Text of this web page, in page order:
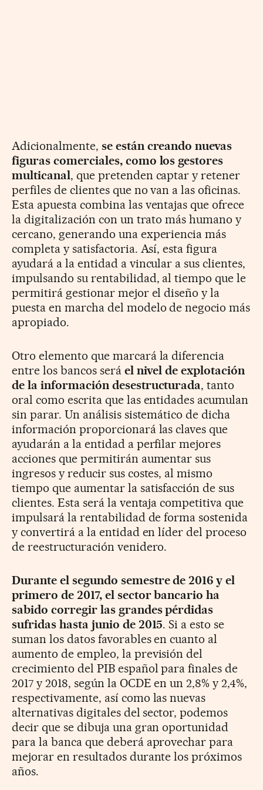
Adicionalmente, se están creando nuevas
figuras comerciales, como los gestores
multicanal, que pretenden captar y retener
perfiles de clientes que no van a las oficinas.
Esta apuesta combina las ventajas que ofrece
la digitalización con un trato más humano y
cercano, generando una experiencia más
completa y satisfactoria. Así, esta figura
ayudará a la entidad a vincular a sus clientes,
impulsando su rentabilidad, al tiempo que le
permitirá gestionar mejor el diseño y la
puesta en marcha del modelo de negocio más
apropiado.
Otro elemento que marcará la diferencia
entre los bancos será el nivel de explotación
de la información desestructurada, tanto
oral como escrita que las entidades acumulan
sin parar. Un análisis sistemático de dicha
información proporcionará las claves que
ayudarán a la entidad a perfilar mejores
acciones que permitirán aumentar sus
ingresos y reducir sus costes, al mismo
tiempo que aumentar la satisfacción de sus
clientes. Esta será la ventaja competitiva que
impulsará la rentabilidad de forma sostenida
y convertirá a la entidad en líder del proceso
de reestructuración venidero.
Durante el segundo semestre de 2016 y el
primero de 2017, el sector bancario ha
sabido corregir las grandes pérdidas
sufridas hasta junio de 2015. Si a esto se
suman los datos favorables en cuanto al
aumento de empleo, la previsión del
crecimiento del PIB español para finales de
2017 y 2018, según la OCDE en un 2,8% y 2,4%,
respectivamente, así como las nuevas
alternativas digitales del sector, podemos
decir que se dibuja una gran oportunidad
para la banca que deberá aprovechar para
mejorar en resultados durante los próximos
años.